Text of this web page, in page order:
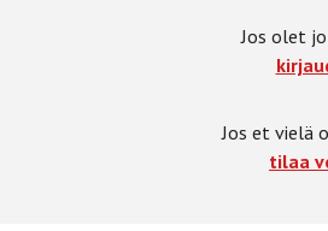
Jos olet
Jos et vielä
tilaa